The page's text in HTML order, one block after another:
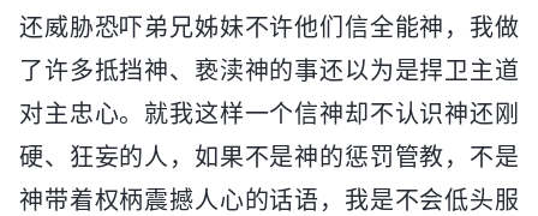
还威胁恐吓弟兄姊妹不许他们信全能神，我做
了许多抵挡神、亵渎神的事还以为是捍卫主道
对主忠心。就我这样一个信神却不认识神还刚
硬、狂妄的人，如果不是神的惩罚管教，不是
神带着权柄震撼人心的话语，我是不会低头服